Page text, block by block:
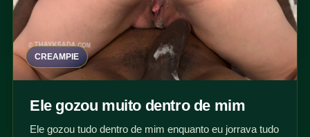
CREAMPIE
Ele gozou muito dentro de mim
Ele gozou tudo dentro de mim enquanto eu jorrava tudo